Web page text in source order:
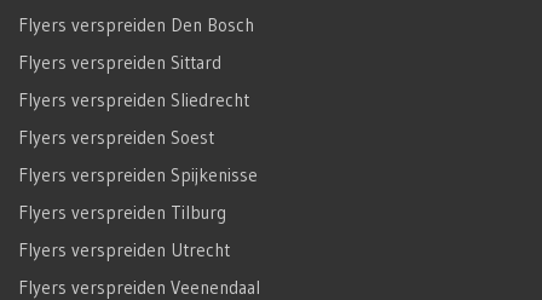
Flyers verspreiden Den Bosch
Flyers verspreiden Sittard
Flyers verspreiden Sliedrecht
Flyers verspreiden Soest
Flyers verspreiden Spijkenisse
Flyers verspreiden Tilburg
Flyers verspreiden Utrecht
Flyers verspreiden Veenendaal